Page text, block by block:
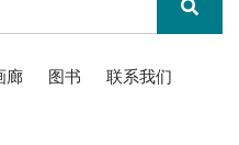
廊 图书 联系我们